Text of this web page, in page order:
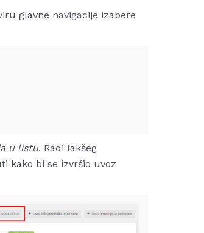
glavne navigacije izabere
u listu. Radi lakšeg
kako bi se izvršio uvoz